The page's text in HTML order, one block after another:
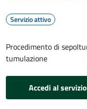
Servizio attivo
Procedimento di
tumulazione
Accedi al servizio